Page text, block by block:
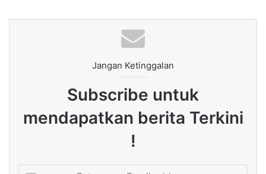
Jangan Ketinggalan
Subscribe untuk
mendapatkan berita Terkini
!